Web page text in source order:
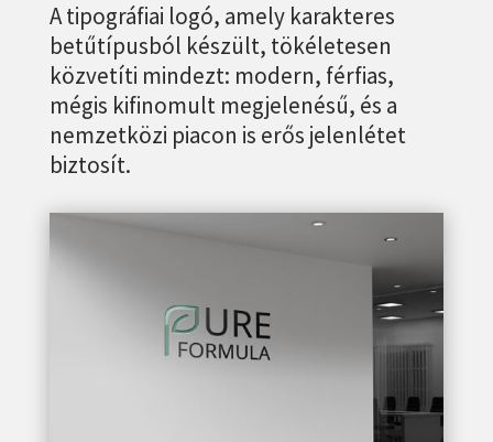
A tipográfiai logó, amely karakteres
betűtípusból készült, tökéletesen
közvetíti mindezt: modern, férfias,
mégis kifinomult megjelenésű, és a
nemzetközi piacon is erős jelenlétet
biztosít.